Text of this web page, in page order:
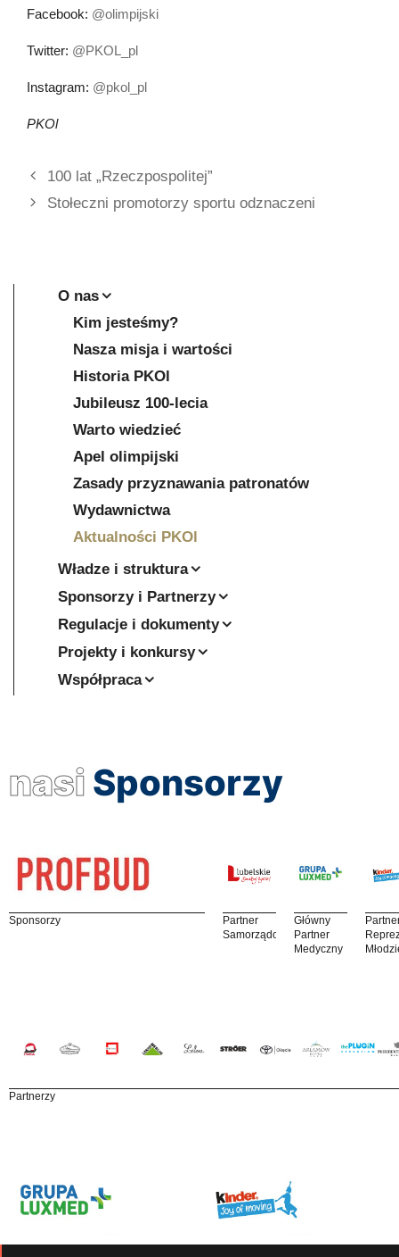
Facebook: @olimpijski
Twitter: @PKOL_pl
Instagram: @pkol_pl
PKOl
100 lat „Rzeczpospolitej”
Stołeczni promotorzy sportu odznaczeni
O nas
Kim jesteśmy?
Nasza misja i wartości
Historia PKOl
Jubileusz 100-lecia
Warto wiedzieć
Apel olimpijski
Zasady przyznawania patronatów
Wydawnictwa
Aktualności PKOl
Władze i struktura
Sponsorzy i Partnerzy
Regulacje i dokumenty
Projekty i konkursy
Współpraca
nasi Sponsorzy
Sponsorzy
Partner
Samorządowy
Główny
Partner
Medyczny
Partnerzy